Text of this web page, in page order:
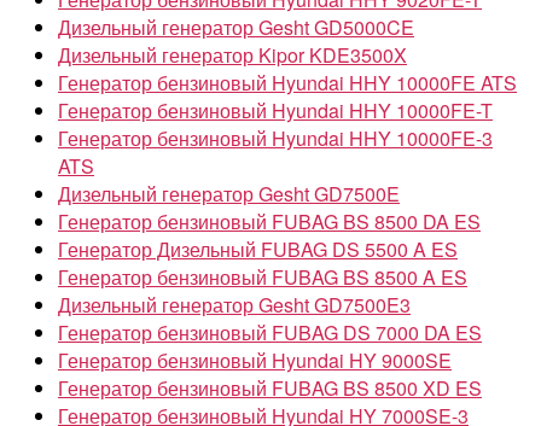
Дизельный генератор Gesht GD5000CE
Дизельный генератор Kipor KDE3500X
Генератор бензиновый Hyundai HHY 10000FE ATS
Генератор бензиновый Hyundai HHY 10000FE-T
Генератор бензиновый Hyundai HHY 10000FE-3
ATS
Дизельный генератор Gesht GD7500E
Генератор бензиновый FUBAG BS 8500 DA ES
Генератор Дизельный FUBAG DS 5500 A ES
Генератор бензиновый FUBAG BS 8500 A ES
Дизельный генератор Gesht GD7500E3
Генератор бензиновый FUBAG DS 7000 DA ES
Генератор бензиновый Hyundai HY 9000SE
Генератор бензиновый FUBAG BS 8500 XD ES
Генератор бензиновый Hyundai HY 7000SE-3